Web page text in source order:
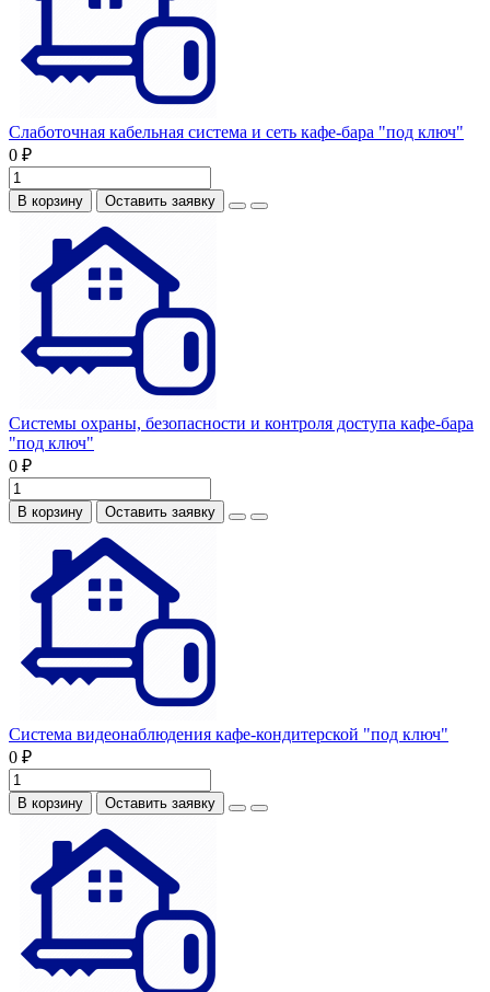
Слаботочная кабельная система и сеть кафе-бара "под ключ"
0 ₽
В корзину Оставить заявку
Системы охраны, безопасности и контроля доступа кафе-бара
"под ключ"
0 ₽
В корзину Оставить заявку
Система видеонаблюдения кафе-кондитерской "под ключ"
0 ₽
В корзину Оставить заявку